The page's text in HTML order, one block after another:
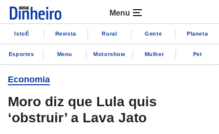
Menu
IstoÉ Revista Rural Gente Planeta
Esportes Menu Motorshow Mulher Pet
Economia
Moro diz que Lula quis
‘obstruir’ a Lava Jato